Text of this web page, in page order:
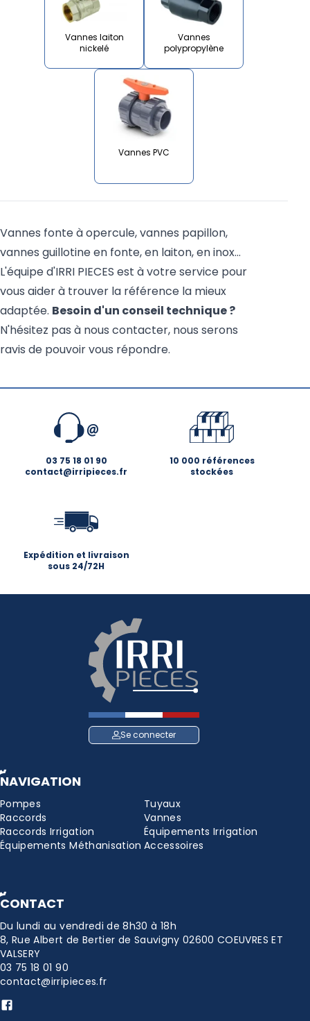
Vannes laiton
nickelé
Vannes
polypropylène
Vannes PVC
Vannes fonte à opercule, vannes papillon,
vannes guillotine en fonte, en laiton, en inox…
L'équipe d'IRRI PIECES est à votre service pour
vous aider à trouver la référence la mieux
adaptée. Besoin d'un conseil technique ?
N'hésitez pas à nous contacter, nous serons
ravis de pouvoir vous répondre.
03 75 18 01 90
contact@irripieces.fr
10 000 références
stockées
Expédition et livraison
sous 24/72H
Se connecter
NAVIGATION
Pompes
Tuyaux
Raccords
Vannes
Raccords Irrigation
Équipements Irrigation
Équipements Méthanisation Accessoires
CONTACT
Du lundi au vendredi de 8h30 à 18h
8, Rue Albert de Bertier de Sauvigny 02600 COEUVRES ET
VALSERY
03 75 18 01 90
contact@irripieces.fr